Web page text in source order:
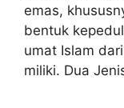
emas,
bentuk
umat Islam
miliki. Dua